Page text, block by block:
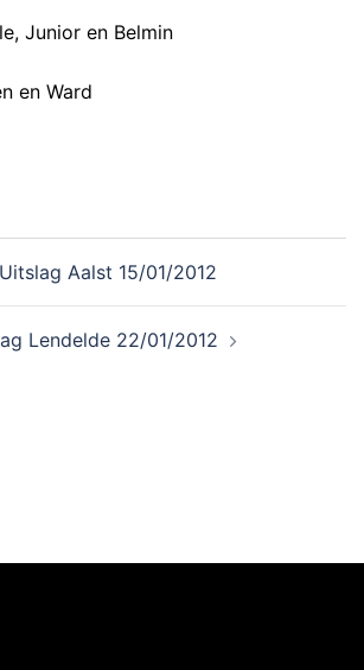
Junior en Belmin
en Ward
Uitslag Aalst 15/01/2012
Lendelde 22/01/2012